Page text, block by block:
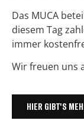
Das MUCA
diesem Tag
immer
Wir freuen uns
HIER GIBT'S